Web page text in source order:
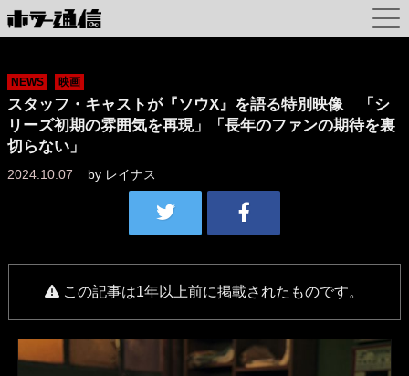
NEWS 映画
スタッフ・キャストが『ソウX』を語る特別映像 「シ
リーズ初期の雰囲気を再現」「長年のファンの期待を裏
切らない」
2024.10.07 by レイナス
この記事は1年以上前に掲載されたものです。